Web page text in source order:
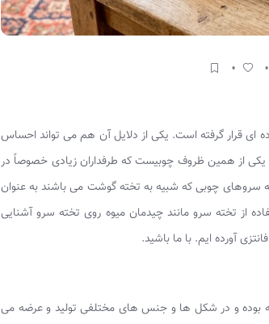
ای قرار گرفته است. یکی از دلایل آن هم می تواند احساس
یکی از همین ظروف چوبیست که طرفداران زیادی خصوصاً در
سروهای چوبی که شبیه به تخته گوشت می باشند به عنوان
از تخته سرو مانند چیدمان میوه روی تخته سرو آشنایی
آورده ایم. با ما باشید.
بوده و در شکل ها و جنس های مختلفی تولید و عرضه می